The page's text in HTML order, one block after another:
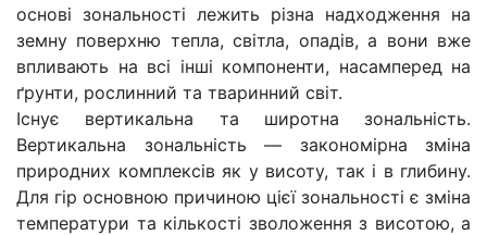
основі зональності лежить різна надходження на
земну поверхню тепла, світла, опадів, а вони вже
впливають на всі інші компоненти, насамперед на
ґрунти, рослинний та тваринний світ.
Існує вертикальна та широтна зональність.
Вертикальна зональність — закономірна зміна
природних комплексів як у висоту, так і в глибину.
Для гір основною причиною цієї зональності є зміна
температури та кількості зволоження з висотою, а